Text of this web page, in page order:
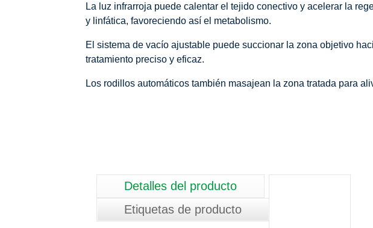
La luz infrarroja puede calentar el tejido conectivo y acelerar la
y linfática, favoreciendo así el metabolismo.
El sistema de vacío ajustable puede succionar la zona objetivo
tratamiento preciso y eficaz.
Los rodillos automáticos también masajean la zona tratada para
Detalles del producto
Etiquetas de producto